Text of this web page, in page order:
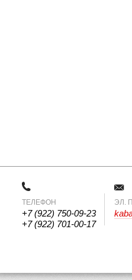
ТЕЛЕФОН
+7 (922) 750-09-23
+7 (922) 701-00-17
ЭЛ.